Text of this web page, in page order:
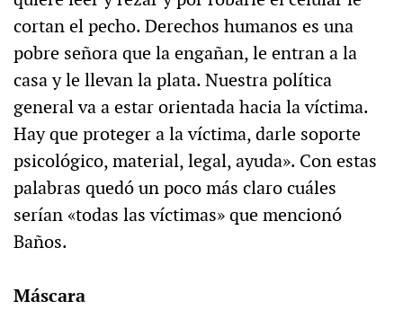
cortan el pecho. Derechos humanos es una
pobre señora que la engañan, le entran a la
casa y le llevan la plata. Nuestra política
general va a estar orientada hacia la víctima.
Hay que proteger a la víctima, darle soporte
psicológico, material, legal, ayuda». Con estas
palabras quedó un poco más claro cuáles
serían «todas las víctimas» que mencionó
Baños.
Máscara